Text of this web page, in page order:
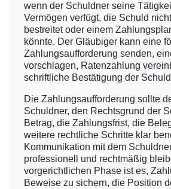
wenn der Schuldner seine
Vermögen verfügt, die Schuld
bestreitet oder einem
könnte. Der Gläubiger kann eine
Zahlungsaufforderung senden,
vorschlagen, Ratenzahlung
schriftliche Bestätigung der
Die Zahlungsaufforderung sollte
Schuldner, den Rechtsgrund der
Betrag, die Zahlungsfrist, die
weitere rechtliche Schritte klar
Kommunikation mit dem
professionell und rechtmäßig
vorgerichtlichen Phase ist es,
Beweise zu sichern, die Position